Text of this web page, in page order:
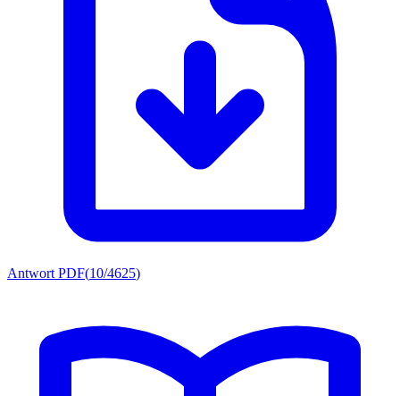
Antwort PDF(10/4625)